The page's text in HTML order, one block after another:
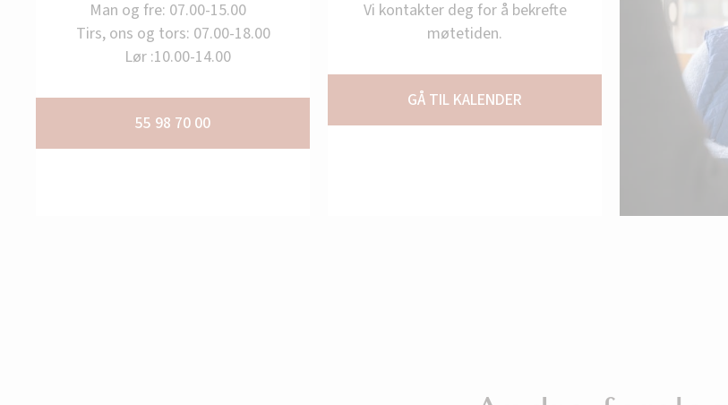
Man og fre: 07.00-15.00
Tirs, ons og tors: 07.00-18.00
Lør :10.00-14.00
55 98 70 00
Vi kontakter deg for å bekrefte
møtetiden.
GÅ TIL KALENDER